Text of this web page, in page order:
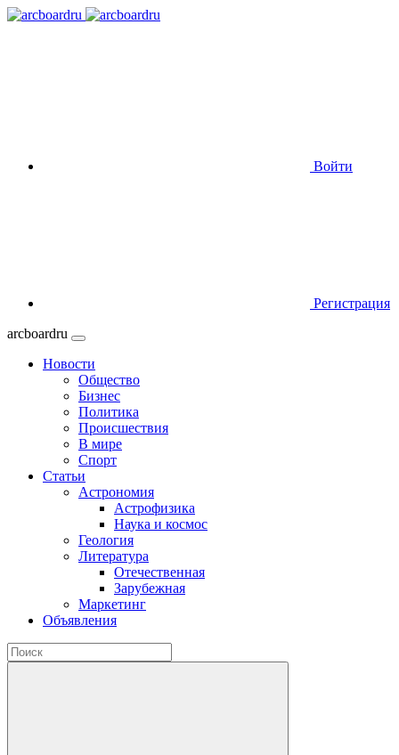
Войти
Регистрация
arcboardru
Новости
Общество
Бизнес
Политика
Происшествия
В мире
Спорт
Статьи
Астрономия
Астрофизика
Наука и космос
Геология
Литература
Отечественная
Зарубежная
Маркетинг
Объявления